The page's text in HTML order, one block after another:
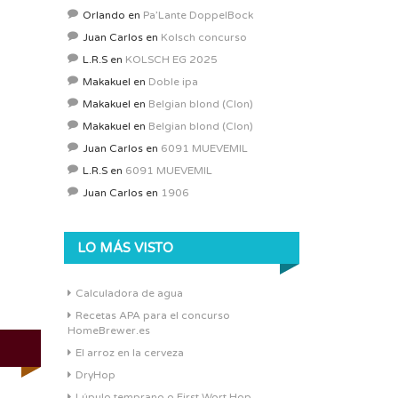
Orlando en Pa’Lante DoppelBock
Juan Carlos en Kolsch concurso
L.R.S en KOLSCH EG 2025
Makakuel en Doble ipa
Makakuel en Belgian blond (Clon)
Makakuel en Belgian blond (Clon)
Juan Carlos en 6091 MUEVEMIL
L.R.S en 6091 MUEVEMIL
Juan Carlos en 1906
LO MÁS VISTO
Calculadora de agua
Recetas APA para el concurso
HomeBrewer.es
El arroz en la cerveza
DryHop